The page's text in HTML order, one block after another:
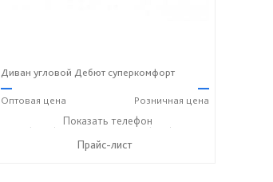
Диван угловой Дебют суперкомфорт
—
Оптовая цена
—
Розничная цена
+7 (3812) 90-27-89 ☎+7 (800) 600-72-93
Показать телефон
Прайс-лист